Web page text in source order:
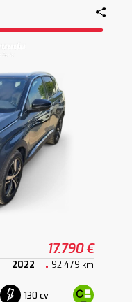
17.790 €
2022 92.479 km
130 cv